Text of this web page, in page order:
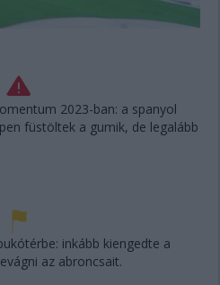
2023-ban: a spanyol
füstöltek a gumik, de legalább
inkább kiengedte a
az abroncsait.